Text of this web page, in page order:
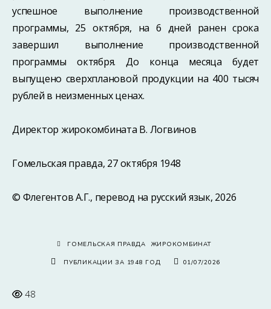
успешное выполнение производственной
программы, 25 октября, на 6 дней ранен срока
завершил выполнение производственной
программы октября. До конца месяца будет
выпущено сверхплановой продукции на 400 тысяч
рублей в неизменных ценах.
Директор жирокомбината В. Логвинов
Гомельская правда, 27 октября 1948
© Флегентов А.Г., перевод на русский язык, 2026
ГОМЕЛЬСКАЯ ПРАВДА ЖИРОКОМБИНАТ
ПУБЛИКАЦИИ ЗА 1948 ГОД 01/07/2026
48